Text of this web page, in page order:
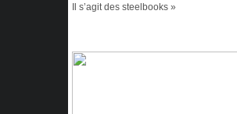
Il s’agit des steelbooks »